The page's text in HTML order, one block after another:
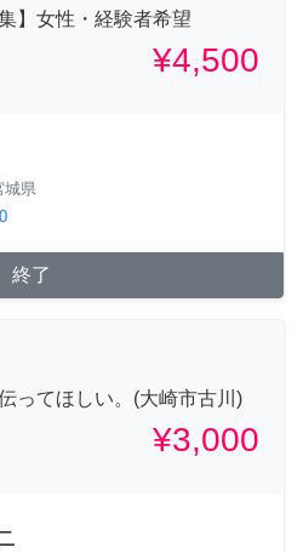
】女性・経験者希望
¥4,500
城県
0
終了
ってほしい。(大崎市古川)
¥3,000